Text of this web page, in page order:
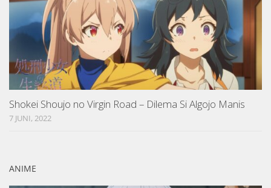
Shokei Shoujo no Virgin Road – Dilema Si Algojo Manis
7 JUNI, 2022
ANIME